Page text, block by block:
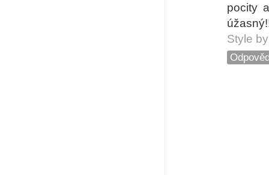
pocity
Style